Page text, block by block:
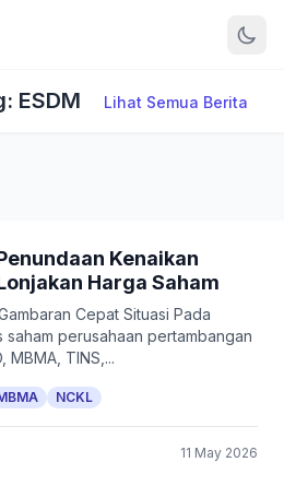
ESDM Lihat Semua Berita
Kenaikan
Harga Saham
Cepat Situasi Pada
saham perusahaan pertambangan
MBMA, TINS,...
NCKL
11 May 2026